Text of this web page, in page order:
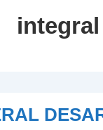
integral